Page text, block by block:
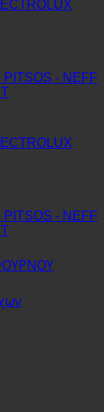
PITSOS - NEFF
PITSOS - NEFF